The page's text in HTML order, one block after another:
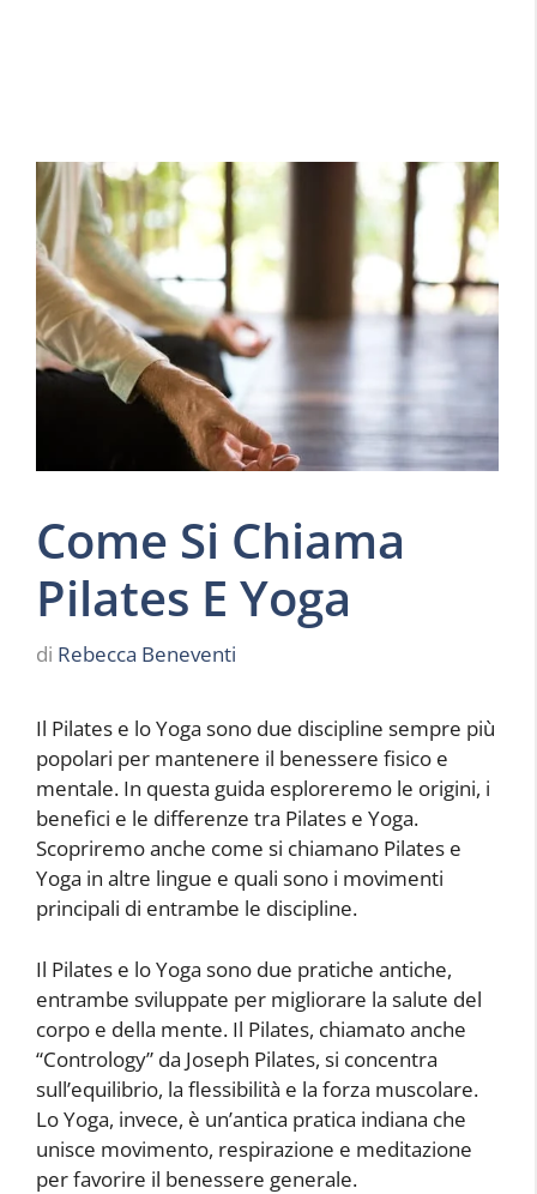
Come Si Chiama
Pilates E Yoga
di Rebecca Beneventi
Il Pilates e lo Yoga sono due discipline sempre più
popolari per mantenere il benessere fisico e
mentale. In questa guida esploreremo le origini, i
benefici e le differenze tra Pilates e Yoga.
Scopriremo anche come si chiamano Pilates e
Yoga in altre lingue e quali sono i movimenti
principali di entrambe le discipline.
Il Pilates e lo Yoga sono due pratiche antiche,
entrambe sviluppate per migliorare la salute del
corpo e della mente. Il Pilates, chiamato anche
“Contrology” da Joseph Pilates, si concentra
sull’equilibrio, la flessibilità e la forza muscolare.
Lo Yoga, invece, è un’antica pratica indiana che
unisce movimento, respirazione e meditazione
per favorire il benessere generale.